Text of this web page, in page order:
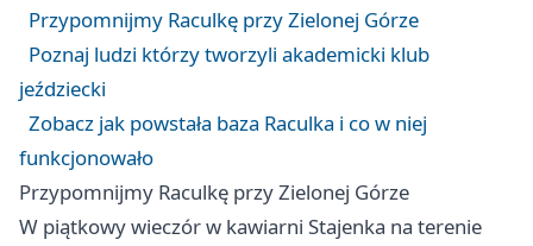
Przypomnijmy Raculkę przy Zielonej Górze
Poznaj ludzi którzy tworzyli akademicki klub
jeździecki
Zobacz jak powstała baza Raculka i co w niej
funkcjonowało
Przypomnijmy Raculkę przy Zielonej Górze
W piątkowy wieczór w kawiarni Stajenka na terenie